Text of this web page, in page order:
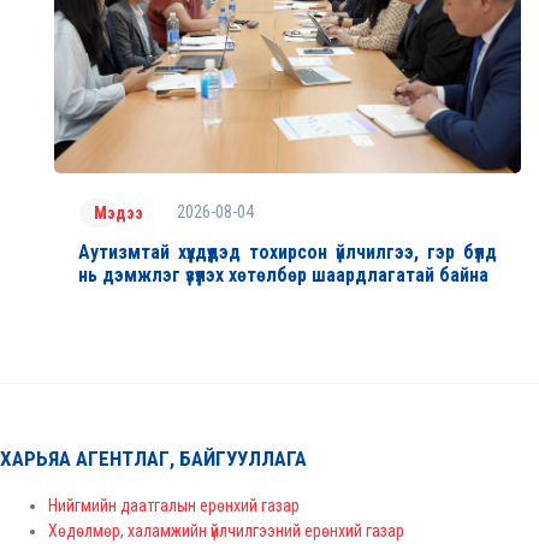
Мэдээ 2026-08-04
Аутизмтай хүүхдүүдэд тохирсон үйлчилгээ, гэр бүлд
нь дэмжлэг үзүүлэх хөтөлбөр шаардлагатай байна
ХАРЬЯА АГЕНТЛАГ, БАЙГУУЛЛАГА
Нийгмийн даатгалын ерөнхий газар
Хөдөлмөр, халамжийн үйлчилгээний ерөнхий газар